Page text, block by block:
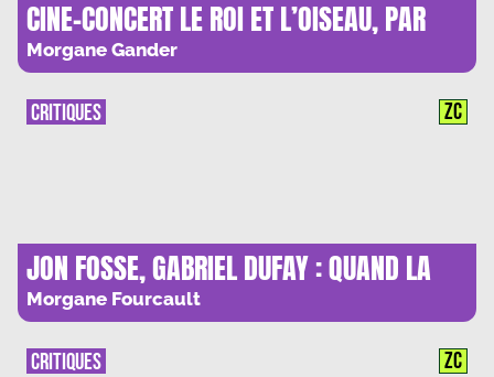
CINE-CONCERT LE ROI ET L’OISEAU, PAR
CHAPELIER FOU : LA POESIE COMME ARME
DOUCE
Morgane Gander
JON FOSSE, GABRIEL DUFAY : QUAND LA
REALITE S’ENVOLE
Morgane Fourcault
CRITIQUES ZC
CRITIQUES ZC